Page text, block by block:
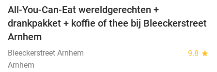
All-You-Can-Eat wereldgerechten +
drankpakket + koffie of thee bij Bleeckerstreet
Arnhem
Bleeckerstreet Arnhem 9.8 star
Arnhem